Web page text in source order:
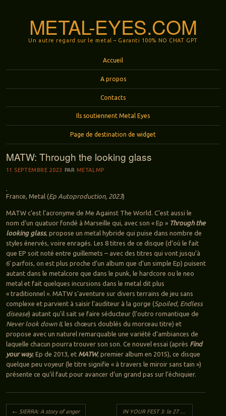
METAL-EYES.COM
Un autre regard sur le metal – Garanti 100% NO CHAT GPT
Accueil
A propos
Contacts
Ils soutiennent Metal Eyes
Page de destination de widget
MATW: Through the looking glass
11 SEPTEMBRE 2023 PAR METALMP
France, Metal (Ep Autoproduction, 2023)
MATW c’est l’acronyme de Me Against The World. C’est aussi le
nom d’un quatuor fondé à Marseille qui, avec son « Ep » Through the
looking glass, propose un metal hybride qui puise dans nombre de
styles énervés, voire enragés. Les 8 titres de ce disque (d’où le fait
que EP soit noté entre guillemets – avec des titres qui vont jusqu’à
6′ parfois, on est plus proche d’un album que d’un simple Ep) puisent
autant dans le metalcore que dans le punk, le hardcore ou le neo
metal et fait quelques incursions dans le metal dit plus
« traditionnel ». MATW s’aventure sur divers terrains de jeu sans
complexe et parvient à saisir l’auditeur à la gorge (Spoiled, Endless
disease) autant qu’il sait se faire séducteur (l’outro romantique de
Never look down II, les chœurs doublés du morceau titre) et
propose avec un naturel remarquable une variété d’ambiances de
laquelle chacun pourra trouver son son. Ce nouvel essai (après Find
your way, Ep de 2013, et MATW, premier album en 2015), ce disque
quelque peu voyeur (le titre signifie « à travers le miroir sans tain »)
présente ce qu’il faut pour avancer d’un grand pas sur l’échiquier.
Navigation des articles
← SIERRA: A story of anger IN YOUR FEST 3: le 27 avril 2024